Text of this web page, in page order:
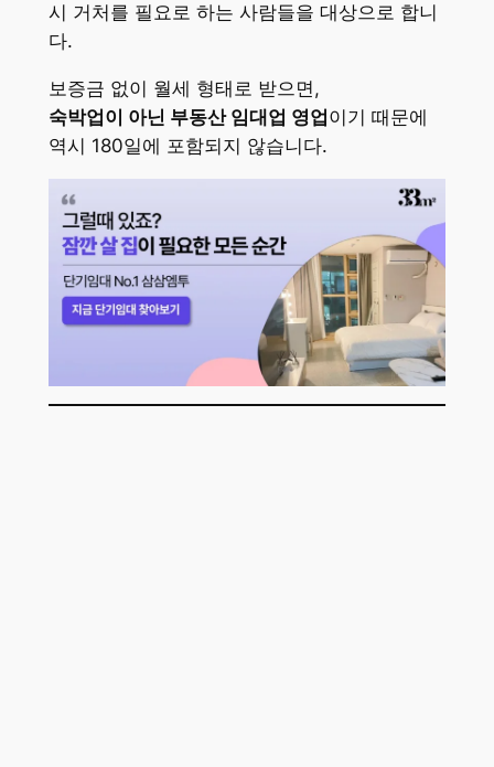
시 거처를 필요로 하는 사람들을 대상으로 합니
다.
보증금 없이 월세 형태로 받으면,
숙박업이 아닌 부동산 임대업 영업이기 때문에
역시 180일에 포함되지 않습니다.